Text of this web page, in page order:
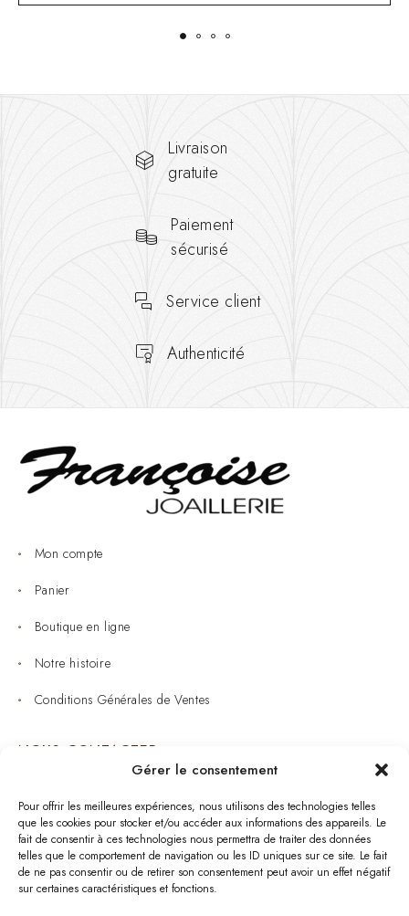
Gérer le consentement
Pour offrir les meilleures expériences, nous utilisons des technologies telles
que les cookies pour stocker et/ou accéder aux informations des appareils. Le
fait de consentir à ces technologies nous permettra de traiter des données
telles que le comportement de navigation ou les ID uniques sur ce site. Le fait
de ne pas consentir ou de retirer son consentement peut avoir un effet négatif
sur certaines caractéristiques et fonctions.
Livraison
gratuite
Paiement
sécurisé
Service client
Authenticité
Mon compte
Panier
Boutique en ligne
Notre histoire
Conditions Générales de Ventes
NOUS CONTACTER
Bijouterie : 05 53 53 64 11
Mardi au Samedi: 09:00 - 19:00
bijouterie.lavergne@orange.fr